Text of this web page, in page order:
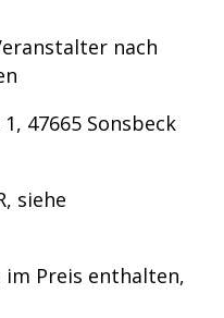
nach
47665 Sonsbeck
siehe
Preis enthalten,